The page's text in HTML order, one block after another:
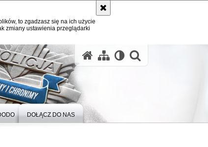
to zgadzasz się na ich użycie
zmiany ustawienia przeglądarki
DOŁĄCZ DO NAS